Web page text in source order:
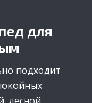
для
подходит